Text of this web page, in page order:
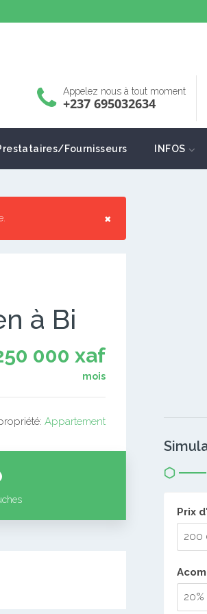
Appelez nous à tout moment
+237 695032634
Fournisseurs INFOS
×
à Bi
000 xaf
mois
Appartement
Prix